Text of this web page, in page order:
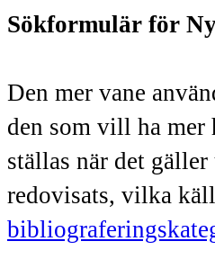
Sökformulär för
Den mer vane
den som vill ha mer
ställas när det
redovisats, vilka